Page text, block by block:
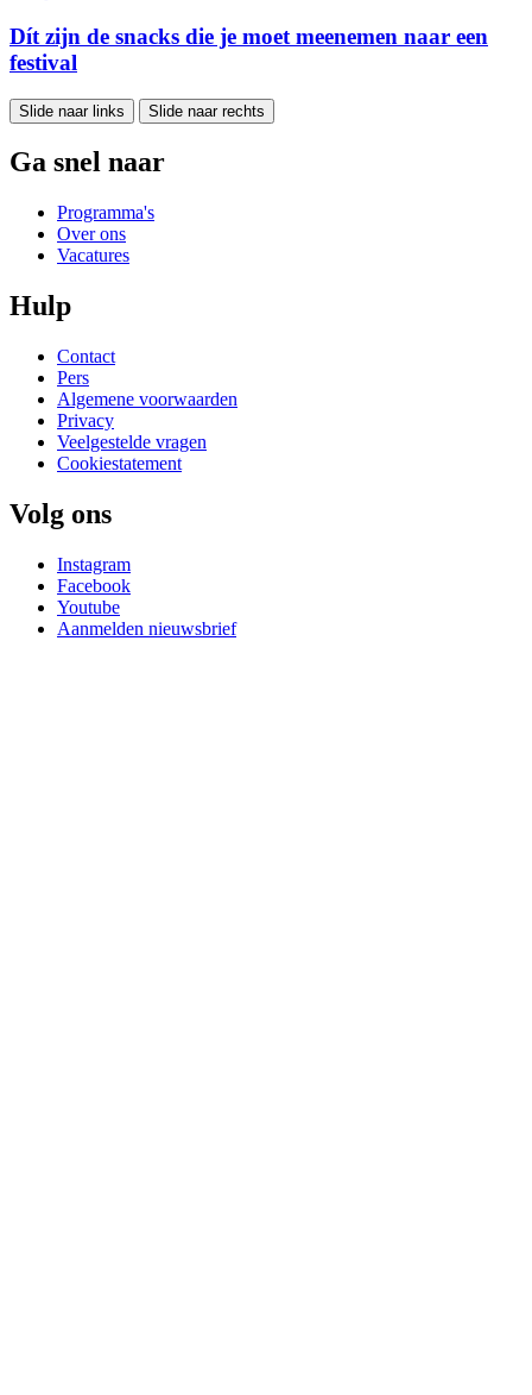
Dít zijn de snacks die je moet meenemen naar een
festival
Slide naar links Slide naar rechts
Ga snel naar
Programma's
Over ons
Vacatures
Hulp
Contact
Pers
Algemene voorwaarden
Privacy
Veelgestelde vragen
Cookiestatement
Volg ons
Instagram
Facebook
Youtube
Aanmelden nieuwsbrief